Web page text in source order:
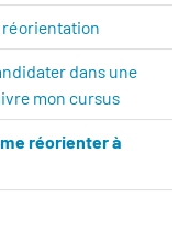
réorientation
dans une
mon cursus
réorienter à